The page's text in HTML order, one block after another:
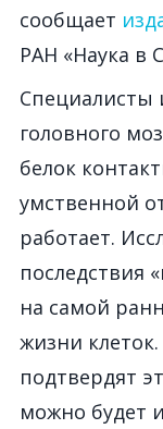
сообщает
РАН «Наука в
Специалисты
головного
белок
умственной
работает.
последствия
на самой
жизни
подтвердят
можно будет